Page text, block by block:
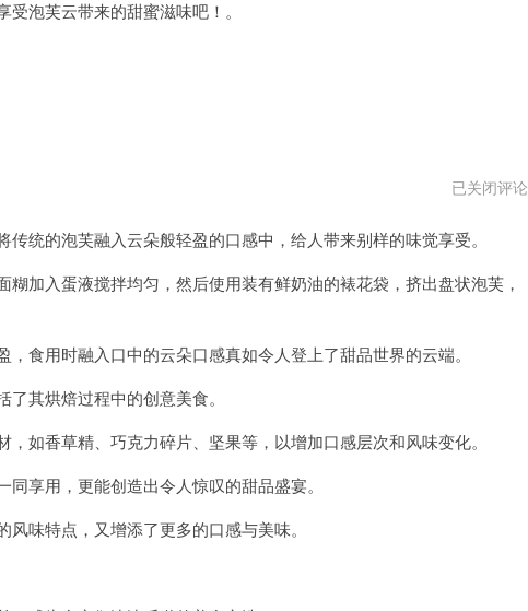
泡芙云带来的甜蜜滋味吧！。
泡
芙
最
新
版
已关闭评论
统的泡芙融入云朵般轻盈的口感中，给人带来别样的味觉享受。
加入蛋液搅拌均匀，然后使用装有鲜奶油的裱花袋，挤出盘状泡芙，
食用时融入口中的云朵口感真如令人登上了甜品世界的云端。
其烘焙过程中的创意美食。
如香草精、巧克力碎片、坚果等，以增加口感层次和风味变化。
享用，更能创造出令人惊叹的甜品盛宴。
味特点，又增添了更多的口感与美味。